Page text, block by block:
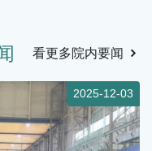
看更多院内要闻
2025-12-03